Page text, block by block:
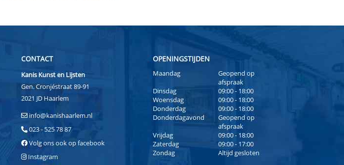
CONTACT
Kanis Kunst en Lijsten
Gen. Cronjéstraat 89-91
2021 JD Haarlem
info@kanishaarlem.nl
023 - 525 78 87
Volg ons ook op facebook
Instagram
OPENINGSTIJDEN
Maandag
Geopend op
afspraak
Dinsdag
09:00 - 18:00
Woensdag
09:00 - 18:00
Donderdag
09:00 - 18:00
Donderdagavond
Geopend op
afspraak
Vrijdag
09:00 - 18:00
Zaterdag
09:00 - 17:00
Zondag
Altijd gesloten